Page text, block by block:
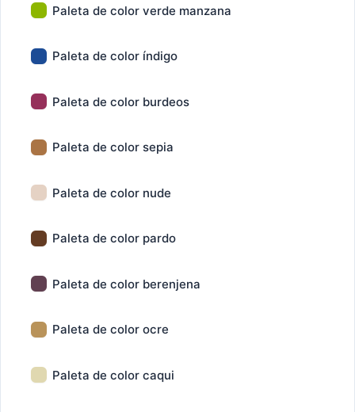
Paleta de color verde manzana
Paleta de color índigo
Paleta de color burdeos
Paleta de color sepia
Paleta de color nude
Paleta de color pardo
Paleta de color berenjena
Paleta de color ocre
Paleta de color caqui